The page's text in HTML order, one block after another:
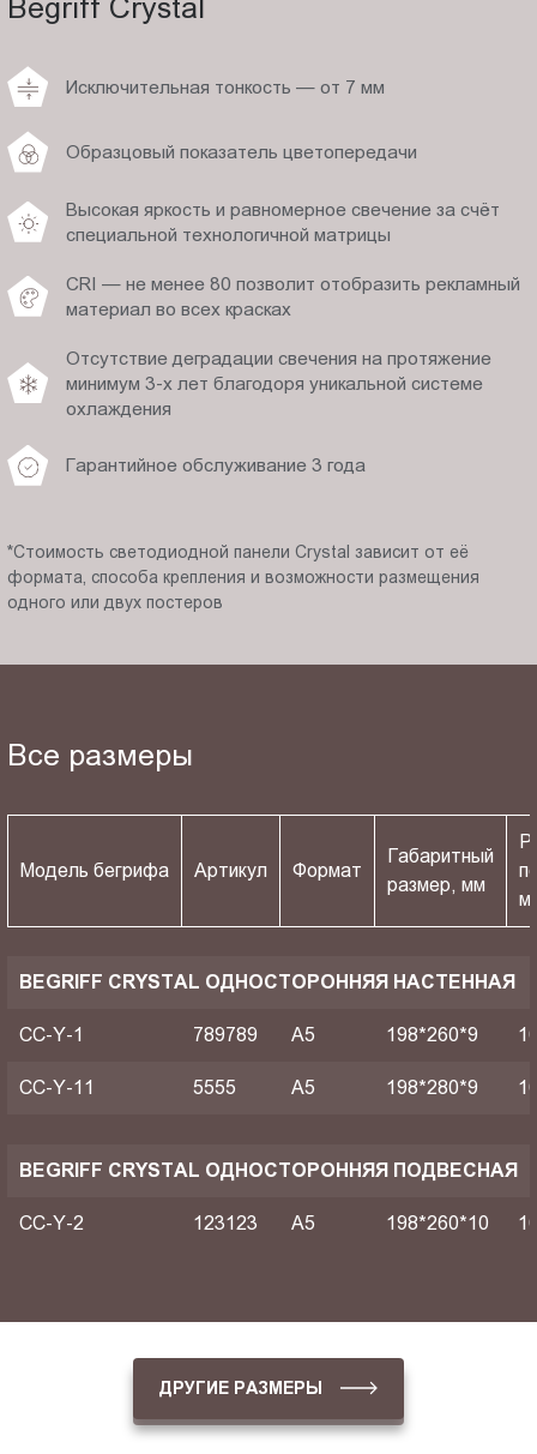
Begriff Crystal
Исключительная тонкость — от 7 мм
Образцовый показатель цветопередачи
Высокая яркость и равномерное свечение за счёт
специальной технологичной матрицы
CRI — не менее 80 позволит отобразить рекламный
материал во всех красках
Отсутствие деградации свечения на протяжение
минимум 3-х лет благодоря уникальной системе
охлаждения
Гарантийное обслуживание 3 года
*Стоимость светодиодной панели Crystal зависит от её
формата, способа крепления и возможности размещения
одного или двух постеров
Все размеры
Модель бегрифа Артикул Формат
Габаритный
размер, мм
BEGRIFF CRYSTAL ОДНОСТОРОННЯЯ НАСТЕННАЯ
CC-Y-1 789789 A5 198*260*9
CC-Y-11 5555 A5 198*280*9
BEGRIFF CRYSTAL ОДНОСТОРОННЯЯ ПОДВЕСНАЯ
CC-Y-2 123123 A5 198*260*10
ДРУГИЕ РАЗМЕРЫ